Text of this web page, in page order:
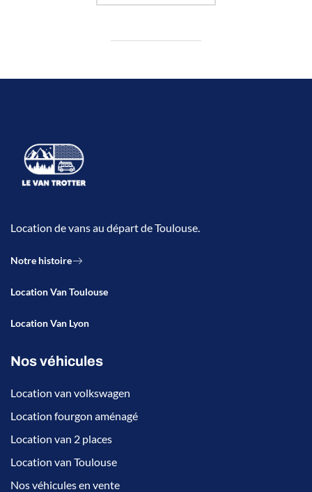
Location de vans au départ de Toulouse.
Notre histoire
Location Van Toulouse
Location Van Lyon
Nos véhicules
Location van volkswagen
Location fourgon aménagé
Location van 2 places
Location van Toulouse
Nos véhicules en vente